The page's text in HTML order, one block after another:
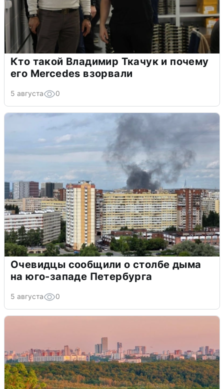
Кто такой Владимир Ткачук и почему
его Mercedes взорвали
5 августа 0
Очевидцы сообщили о столбе дыма
на юго-западе Петербурга
5 августа 0